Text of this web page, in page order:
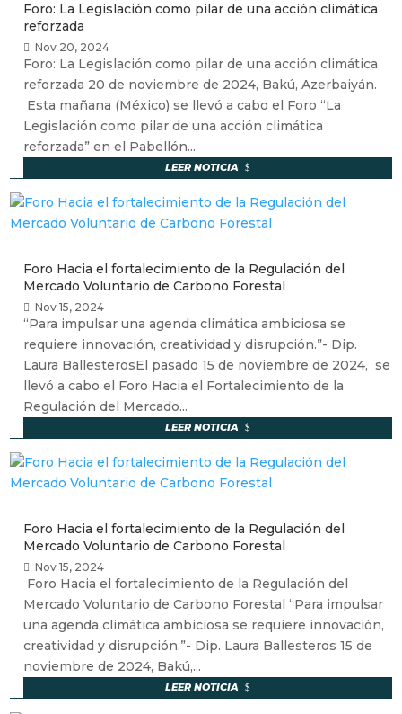
Foro: La Legislación como pilar de una acción climática
reforzada
Nov 20, 2024
Foro: La Legislación como pilar de una acción climática
reforzada 20 de noviembre de 2024, Bakú, Azerbaiyán.
Esta mañana (México) se llevó a cabo el Foro “La
Legislación como pilar de una acción climática
reforzada” en el Pabellón...
LEER NOTICIA
Foro Hacia el fortalecimiento de la Regulación del
Mercado Voluntario de Carbono Forestal
Nov 15, 2024
“Para impulsar una agenda climática ambiciosa se
requiere innovación, creatividad y disrupción.”- Dip.
Laura BallesterosEl pasado 15 de noviembre de 2024, se
llevó a cabo el Foro Hacia el Fortalecimiento de la
Regulación del Mercado...
LEER NOTICIA
Foro Hacia el fortalecimiento de la Regulación del
Mercado Voluntario de Carbono Forestal
Nov 15, 2024
Foro Hacia el fortalecimiento de la Regulación del
Mercado Voluntario de Carbono Forestal “Para impulsar
una agenda climática ambiciosa se requiere innovación,
creatividad y disrupción.”- Dip. Laura Ballesteros 15 de
noviembre de 2024, Bakú,...
LEER NOTICIA